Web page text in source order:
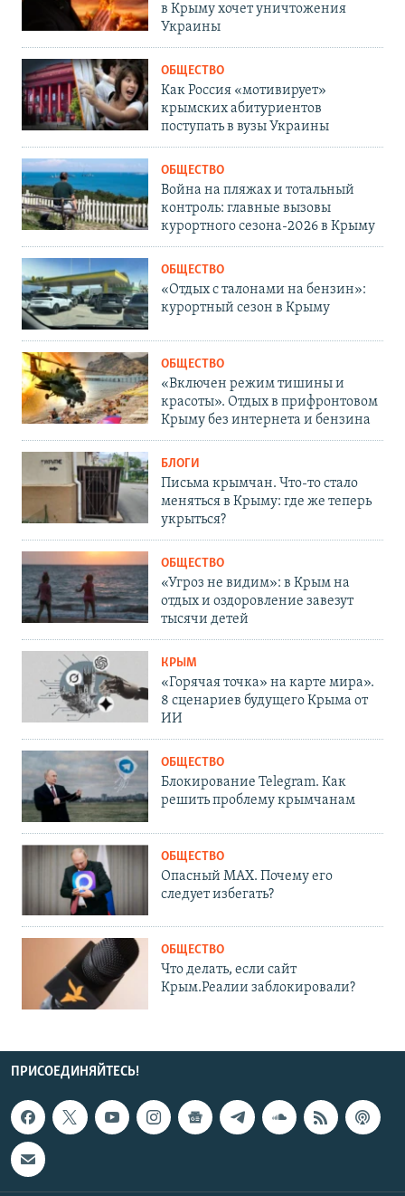
в Крыму хочет уничтожения
Украины
ОБЩЕСТВО
Как Россия «мотивирует»
крымских абитуриентов
поступать в вузы Украины
ОБЩЕСТВО
Война на пляжах и тотальный
контроль: главные вызовы
курортного сезона-2026 в Крыму
ОБЩЕСТВО
«Отдых с талонами на бензин»:
курортный сезон в Крыму
ОБЩЕСТВО
«Включен режим тишины и
красоты». Отдых в прифронтовом
Крыму без интернета и бензина
БЛОГИ
Письма крымчан. Что-то стало
меняться в Крыму: где же теперь
укрыться?
ОБЩЕСТВО
«Угроз не видим»: в Крым на
отдых и оздоровление завезут
тысячи детей
КРЫМ
«Горячая точка» на карте мира».
8 сценариев будущего Крыма от
ИИ
ОБЩЕСТВО
Блокирование Telegram. Как
решить проблему крымчанам
ОБЩЕСТВО
Опасный MAX. Почему его
следует избегать?
ОБЩЕСТВО
Что делать, если сайт
Крым.Реалии заблокировали?
ПРИСОЕДИНЯЙТЕСЬ!